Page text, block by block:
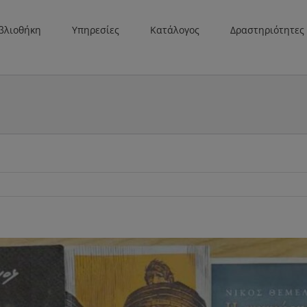
Υπηρεσίες Κατάλογος Δραστηριότητες